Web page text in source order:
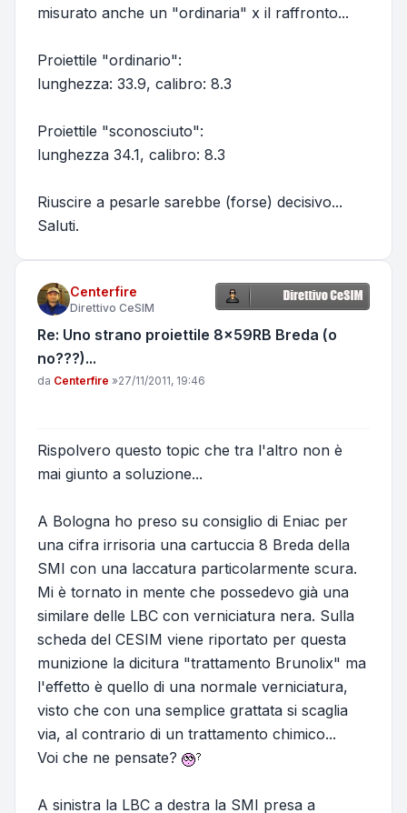
misurato anche un "ordinaria" x il raffronto...
Proiettile "ordinario":
lunghezza: 33.9, calibro: 8.3
Proiettile "sconosciuto":
lunghezza 34.1, calibro: 8.3
Riuscire a pesarle sarebbe (forse) decisivo...
Saluti.
Centerfire
Direttivo CeSIM
Re: Uno strano proiettile 8x59RB Breda (o
no???)...
Messaggio
da Centerfire »27/11/2011, 19:46
Rispolvero questo topic che tra l'altro non è
mai giunto a soluzione...
A Bologna ho preso su consiglio di Eniac per
una cifra irrisoria una cartuccia 8 Breda della
SMI con una laccatura particolarmente scura.
Mi è tornato in mente che possedevo già una
similare delle LBC con verniciatura nera. Sulla
scheda del CESIM viene riportato per questa
munizione la dicitura "trattamento Brunolix" ma
l'effetto è quello di una normale verniciatura,
visto che con una semplice grattata si scaglia
via, al contrario di un trattamento chimico...
Voi che ne pensate?
A sinistra la LBC a destra la SMI presa a